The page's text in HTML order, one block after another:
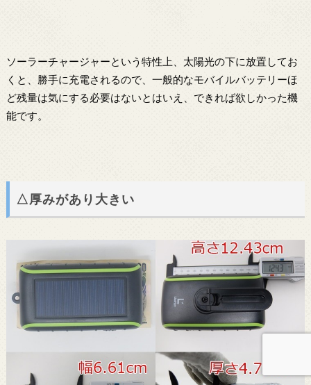
ソーラーチャージャーという特性上、太陽光の下に放置してお
くと、勝手に充電されるので、一般的なモバイルバッテリーほ
ど残量は気にする必要はないとはいえ、できれば欲しかった機
能です。
△厚みがあり大きい